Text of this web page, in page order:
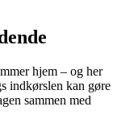
hjem – og her
indkørslen kan gøre
sammen med